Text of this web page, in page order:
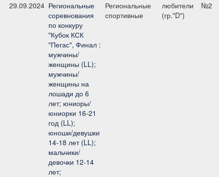
29.09.2024 Региональные
соревнования
по конкуру
"Кубок КСК
"Пегас", Финал :
мужчины/
женщины (LL);
мужчины/
женщины на
лошади до 6
лет; юниоры/
юниорки 16-21
год (LL);
юноши/девушки
14-18 лет (LL);
мальчики/
девочки 12-14
лет;
Региональные
спортивные
любители
(гр."D")
№2,